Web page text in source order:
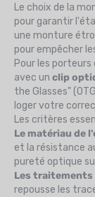
Le choix de la
pour garantir
une monture
pour empêcher
Pour les
avec un clip
the Glasses"
loger votre
Les critères
Le matériau de
et la résistance
pureté optique
Les traitements
repousse les